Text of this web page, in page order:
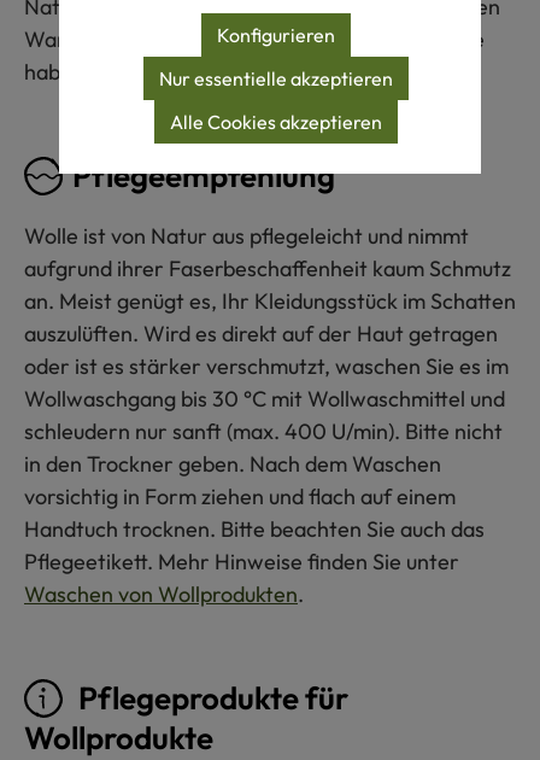
Naturmaterialien können einen unterschiedlichen
Warenausfall an Stoffbreite, Gewicht und Farbe
haben.
Pflegeempfehlung
Wolle ist von Natur aus pflegeleicht und nimmt
aufgrund ihrer Faserbeschaffenheit kaum Schmutz
an. Meist genügt es, Ihr Kleidungsstück im Schatten
auszulüften. Wird es direkt auf der Haut getragen
oder ist es stärker verschmutzt, waschen Sie es im
Wollwaschgang bis 30 °C mit Wollwaschmittel und
schleudern nur sanft (max. 400 U/min). Bitte nicht
in den Trockner geben. Nach dem Waschen
vorsichtig in Form ziehen und flach auf einem
Handtuch trocknen. Bitte beachten Sie auch das
Pflegeetikett. Mehr Hinweise finden Sie unter
Waschen von Wollprodukten.
Pflegeprodukte für
Wollprodukte
Nur essentielle akzeptieren
Konfigurieren
Alle Cookies akzeptieren